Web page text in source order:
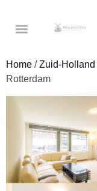
Home /Zuid-Holland
Rotterdam